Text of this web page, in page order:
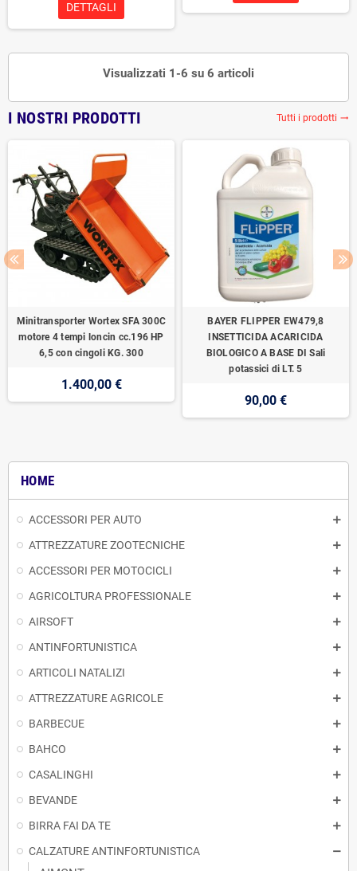
HOME
ACCESSORI PER AUTO
ATTREZZATURE ZOOTECNICHE
ACCESSORI PER MOTOCICLI
AGRICOLTURA PROFESSIONALE
AIRSOFT
ANTINFORTUNISTICA
ARTICOLI NATALIZI
ATTREZZATURE AGRICOLE
BARBECUE
BAHCO
CASALINGHI
BEVANDE
BIRRA FAI DA TE
CALZATURE ANTINFORTUNISTICA
DETTAGLI
Visualizzati 1-6 su 6 articoli
I NOSTRI PRODOTTI Tutti i prodotti trending_flat
Minitransporter Wortex SFA 300C
motore 4 tempi loncin cc.196 HP
6,5 con cingoli KG. 300
1.400,00 €
BAYER FLIPPER EW479,8
INSETTICIDA ACARICIDA
BIOLOGICO A BASE DI Sali
potassici di LT. 5
90,00 €